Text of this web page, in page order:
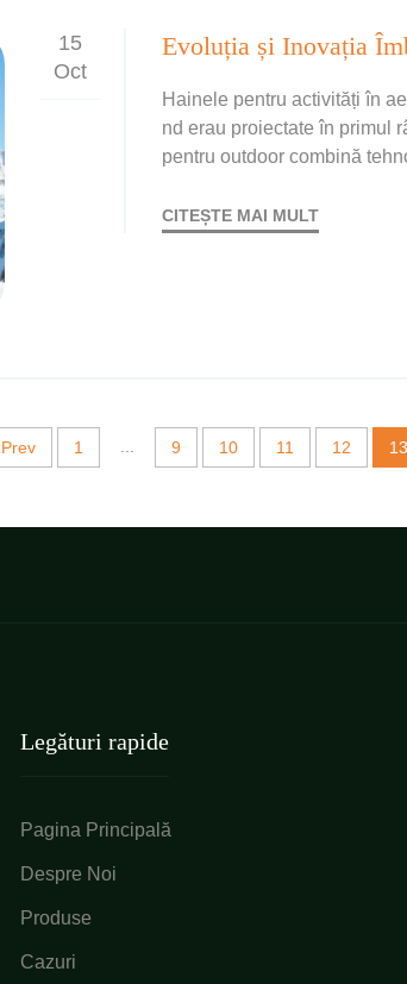
15
Oct
Hainele pentru activități în
nd erau proiectate în primul
pentru outdoor combină
CITEȘTE MAI MULT
Prev 1 9 10 11 12 13
Legături rapide
Pagina Principală
Despre Noi
Produse
Cazuri